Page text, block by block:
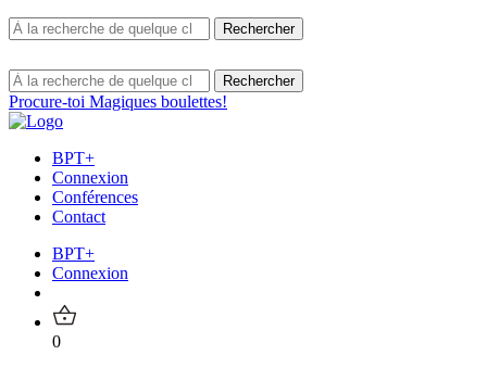
Procure-toi Magiques boulettes!
BPT+
Connexion
Conférences
Contact
BPT+
Connexion
0